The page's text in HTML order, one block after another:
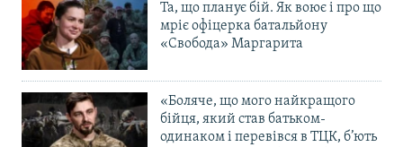
Та, що планує бій. Як воює і про що
мріє офіцерка батальйону
«Свобода» Маргарита
«Боляче, що мого найкращого
бійця, який став батьком-
одинаком і перевівся в ТЦК, б’ють